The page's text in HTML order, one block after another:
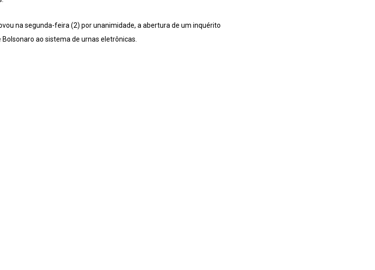
na segunda-feira (2) por unanimidade, a abertura de um inquérito
ao sistema de urnas eletrônicas.